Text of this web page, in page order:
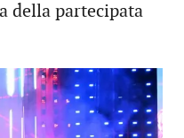
della partecipata